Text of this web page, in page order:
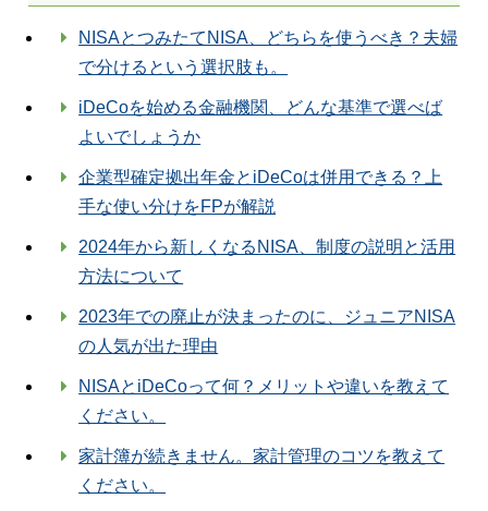
NISAとつみたてNISA、どちらを使うべき？夫婦
で分けるという選択肢も。
iDeCoを始める金融機関、どんな基準で選べば
よいでしょうか
企業型確定拠出年金とiDeCoは併用できる？上
手な使い分けをFPが解説
2024年から新しくなるNISA、制度の説明と活用
方法について
2023年での廃止が決まったのに、ジュニアNISA
の人気が出た理由
NISAとiDeCoって何？メリットや違いを教えて
ください。
家計簿が続きません。家計管理のコツを教えて
ください。